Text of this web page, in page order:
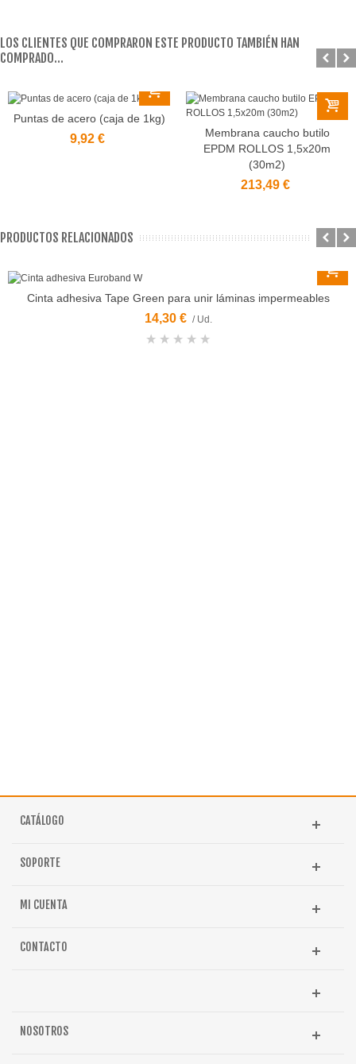
LOS CLIENTES QUE COMPRARON ESTE PRODUCTO TAMBIÉN HAN
COMPRADO...
Puntas de acero (caja de 1kg)
9,92 €
Membrana caucho butilo
EPDM ROLLOS 1,5x20m
(30m2)
213,49 €
PRODUCTOS RELACIONADOS
Cinta adhesiva Tape Green para unir láminas impermeables
14,30 € / Ud.
CATÁLOGO
SOPORTE
MI CUENTA
CONTACTO
NOSOTROS